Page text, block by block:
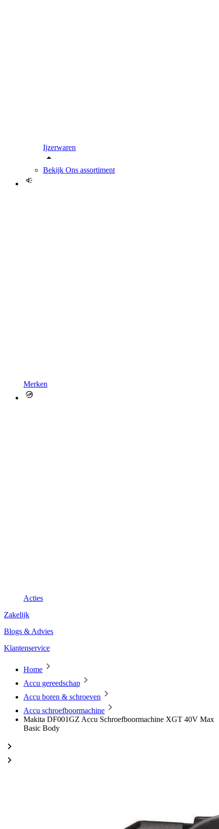
Ijzerwaren
Bekijk Ons assortiment
Merken
Acties
Zakelijk
Blogs & Advies
Klantenservice
Home
Accu gereedschap
Accu boren & schroeven
Accu schroefboormachine
Makita DF001GZ Accu Schroefboormachine XGT 40V Max
Basic Body